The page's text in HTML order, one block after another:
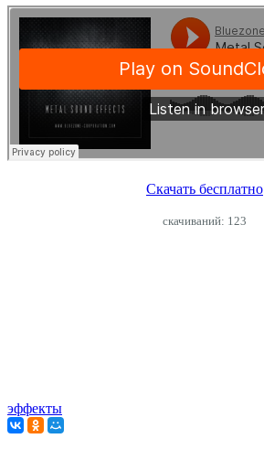
Скачать бесплатно
cкачиваний: 123
эффекты